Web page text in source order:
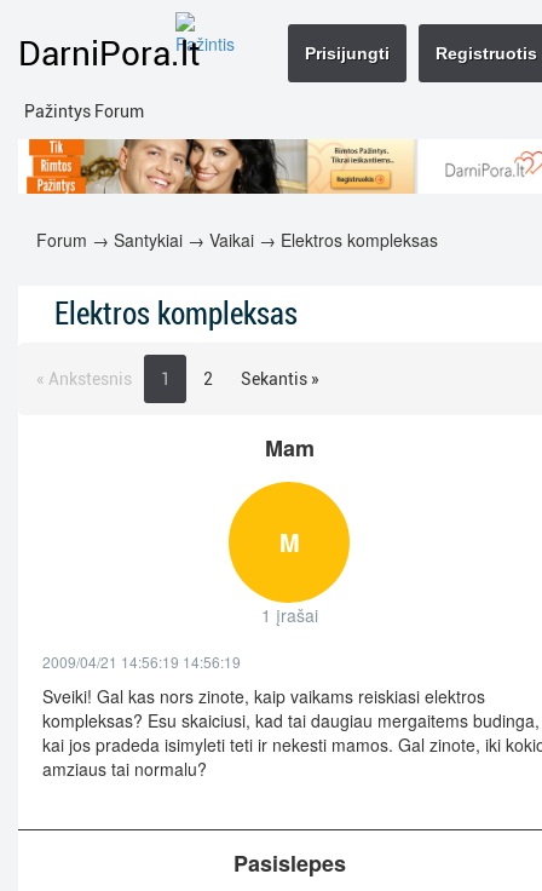
DarniPora.lt
Pažintys Forum
Registruotis
Prisijungti
Forum → Santykiai → Vaikai → Elektros kompleksas
Elektros kompleksas
« Ankstesnis 1 2 Sekantis »
Mam
M
1 įrašai
2009/04/21 14:56:19 14:56:19
Sveiki! Gal kas nors zinote, kaip vaikams reiskiasi elektros
kompleksas? Esu skaiciusi, kad tai daugiau mergaitems budinga,
kai jos pradeda isimyleti teti ir nekesti mamos. Gal zinote, iki
amziaus tai normalu?
Pasislepes